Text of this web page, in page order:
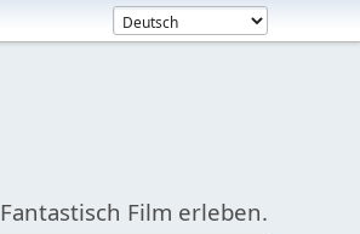
Fantastisch Film erleben.